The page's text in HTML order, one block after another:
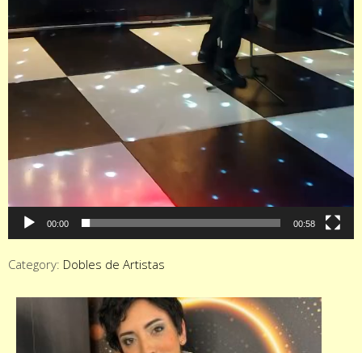
00:00 00:58
Category: Dobles de Artistas